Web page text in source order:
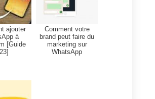
pas les résultats
vous avez besoin
CRM pour WhatsApp.